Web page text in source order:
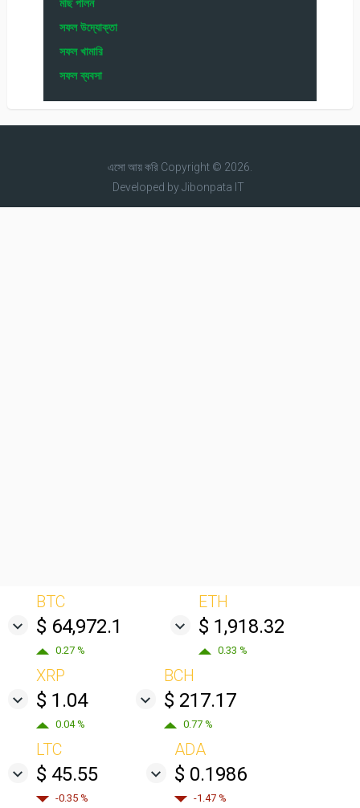
সফল উদ্যোক্তা
সফল খামারি
সফল ব্যবসা
এসো আয় করিCopyright © 2026.
Developed byJibonpata IT
BTC
$ 64,972.1
0.27 %
ETH
$ 1,918.32
0.33 %
XRP
$ 1.04
0.04 %
BCH
$ 217.17
0.77 %
LTC
$ 45.55
-0.35 %
ADA
$ 0.1986
-1.47 %